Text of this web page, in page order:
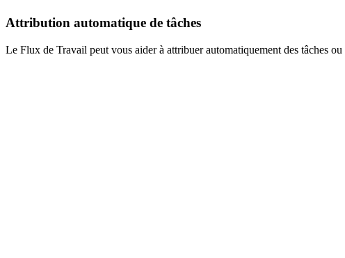
Attribution automatique de tâches
Le Flux de Travail peut vous aider à attribuer automatiquement des tâches